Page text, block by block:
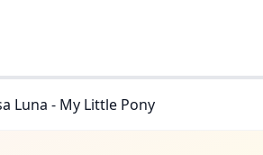
Luna - My Little Pony